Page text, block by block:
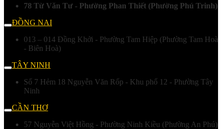
78 Từ Văn Tư - Phường Phan Thiết (Phường Phú Trinh)
ĐỒNG NAI
013 – 014 Đồng Khởi - Phường Tam Hiệp (Phường Tam Hoà
- Biên Hoà)
TÂY NINH
Số 7 Hẻm 18 Nguyễn Văn Rốp - Khu phố 12 - Phường Tây
Ninh
CẦN THƠ
57 Nguyễn Việt Hồng - Phường Ninh Kiều (Phường An Phú)